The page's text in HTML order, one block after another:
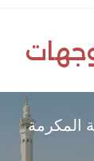
المكرمة